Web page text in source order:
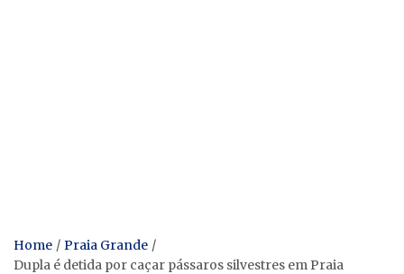
Home
Praia Grande
Dupla é detida por caçar pássaros silvestres em Praia